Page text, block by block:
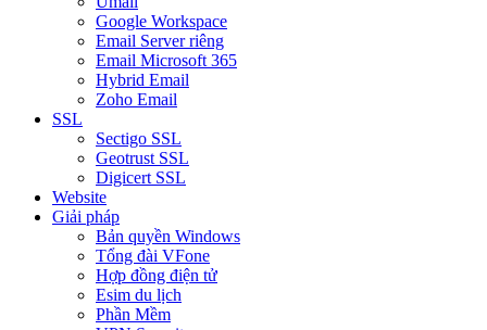
Google Workspace
Email Server riêng
Email Microsoft 365
Hybrid Email
Zoho Email
SSL
Sectigo SSL
Geotrust SSL
Digicert SSL
Website
Giải pháp
Bản quyền Windows
Tổng đài VFone
Hợp đồng điện tử
Esim du lịch
Phần Mềm